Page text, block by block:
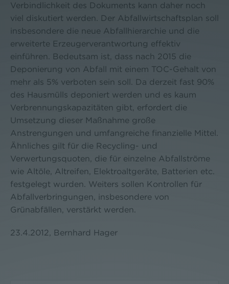
Verbindlichkeit des Dokuments kann daher noch
viel diskutiert werden. Der Abfallwirtschaftsplan soll
insbesondere die neue Abfallhierarchie und die
erweiterte Erzeugerverantwortung effektiv
einführen. Bedeutsam ist, dass nach 2015 die
Deponierung von Abfall mit einem TOC-Gehalt von
mehr als 5% verboten sein soll. Da derzeit fast 90%
des Hausmülls deponiert werden und es kaum
Verbrennungskapazitäten gibt, erfordert die
Umsetzung dieser Maßnahme große
Anstrengungen und umfangreiche finanzielle Mittel.
Ähnliches gilt für die Recycling- und
Verwertungsquoten, die für einzelne Abfallströme
wie Altöle, Altreifen, Elektroaltgeräte, Batterien etc.
festgelegt wurden. Weiters sollen Kontrollen für
Abfallverbringungen, insbesondere von
Grünabfällen, verstärkt werden.
23.4.2012, Bernhard Hager